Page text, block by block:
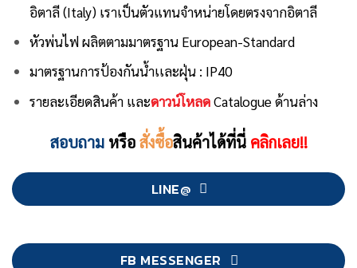
อิตาลี (Italy) เราเป็นตัวแทนจำหน่ายโดยตรงจากอิตาลี
หัวพ่นไฟ ผลิตตามมาตรฐาน European-Standard
มาตรฐานการป้องกันน้ำเเละฝุ่น : IP40
รายละเอียดสินค้า และดาวน์โหลดCatalogue ด้านล่าง
สอบถาม หรือ สั่งซื้อสินค้าได้ที่นี่ คลิกเลย!!
LINE@
FB MESSENGER